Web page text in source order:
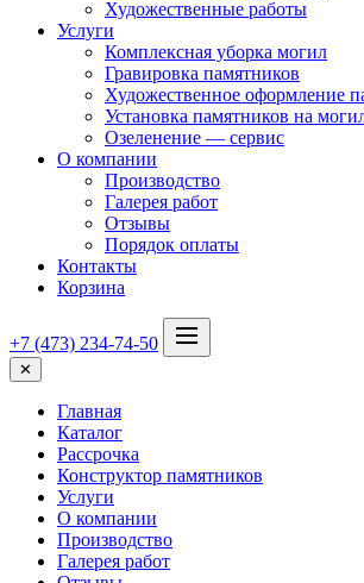
Художественные работы
Услуги
Комплексная уборка могил
Гравировка памятников
Художественное оформление
Установка памятников на
Озеленение — сервис
О компании
Производство
Галерея работ
Отзывы
Порядок оплаты
Контакты
Корзина
+7 (473) 234-74-50
✕
Главная
Каталог
Рассрочка
Конструктор памятников
Услуги
О компании
Производство
Галерея работ